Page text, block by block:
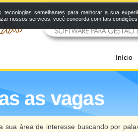
Início
as vagas
sua área de interesse buscando por
semelhantes para melhorar a sua
nossos serviços, você concorda com tais